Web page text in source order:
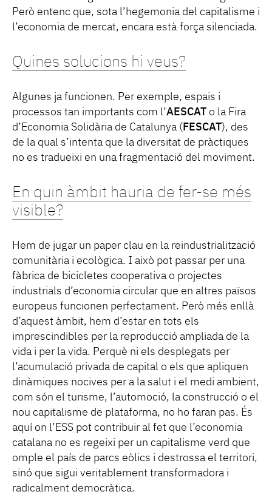
Però entenc que, sota l’hegemonia del capitalisme i
l’economia de mercat, encara està força silenciada.
Quines solucions hi veus?
Algunes ja funcionen. Per exemple, espais i
processos tan importants com l’AESCAT o la Fira
d’Economia Solidària de Catalunya ( FESCAT), des
de la qual s’intenta que la diversitat de pràctiques
no es tradueixi en una fragmentació del moviment.
En quin àmbit hauria de fer-se més
visible?
Hem de jugar un paper clau en la reindustrialització
comunitària i ecològica. I això pot passar per una
fàbrica de bicicletes cooperativa o projectes
industrials d’economia circular que en altres països
europeus funcionen perfectament. Però més enllà
d’aquest àmbit, hem d’estar en tots els
imprescindibles per la reproducció ampliada de la
vida i per la vida. Perquè ni els desplegats per
l’acumulació privada de capital o els que apliquen
dinàmiques nocives per a la salut i el medi ambient,
com són el turisme, l’automoció, la construcció o el
nou capitalisme de plataforma, no ho faran pas. És
aquí on l’ESS pot contribuir al fet que l’economia
catalana no es regeixi per un capitalisme verd que
omple el país de parcs eòlics i destrossa el territori,
sinó que sigui veritablement transformadora i
radicalment democràtica.